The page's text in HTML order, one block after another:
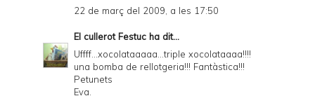
22 de març del 2009, a les 17:50
El cullerot Festuc ha dit...
Uffff...xocolataaaaa...triple xocolataaaa!!!!
una bomba de rellotgeria!!! Fantàstica!!!
Petunets
Eva.